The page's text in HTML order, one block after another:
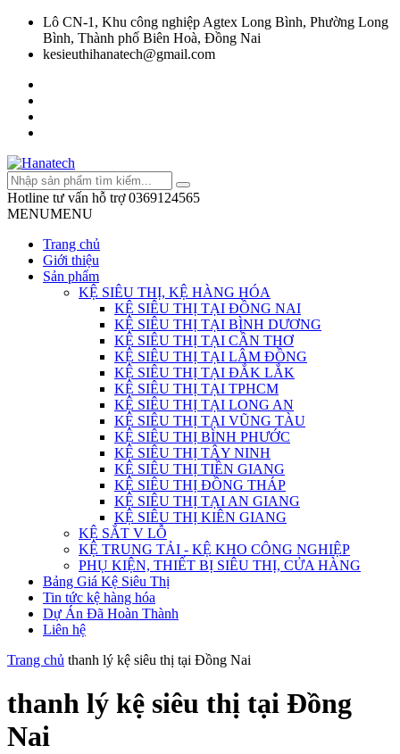
Lô CN-1, Khu công nghiệp Agtex Long Bình, Phường Long
Bình, Thành phố Biên Hoà, Đồng Nai
kesieuthihanatech@gmail.com
Hotline tư vấn hỗ trợ 0369124565
MENUMENU
Trang chủ
Giới thiệu
Sản phẩm
KỆ SIÊU THỊ, KỆ HÀNG HÓA
KỆ SIÊU THỊ TẠI ĐỒNG NAI
KỆ SIÊU THỊ TẠI BÌNH DƯƠNG
KỆ SIÊU THỊ TẠI CẦN THƠ
KỆ SIÊU THỊ TẠI LÂM ĐỒNG
KỆ SIÊU THỊ TẠI ĐẮK LẮK
KỆ SIÊU THỊ TẠI TPHCM
KỆ SIÊU THỊ TẠI LONG AN
KỆ SIÊU THỊ TẠI VŨNG TÀU
KỆ SIÊU THỊ BÌNH PHƯỚC
KỆ SIÊU THỊ TÂY NINH
KỆ SIÊU THỊ TIỀN GIANG
KỆ SIÊU THỊ ĐỒNG THÁP
KỆ SIÊU THỊ TẠI AN GIANG
KỆ SIÊU THỊ KIÊN GIANG
KỆ SẮT V LỖ
KỆ TRUNG TẢI - KỆ KHO CÔNG NGHIỆP
PHỤ KIỆN, THIẾT BỊ SIÊU THỊ, CỬA HÀNG
Bảng Giá Kệ Siêu Thị
Tin tức kệ hàng hóa
Dự Án Đã Hoàn Thành
Liên hệ
Trang chủ thanh lý kệ siêu thị tại Đồng Nai
thanh lý kệ siêu thị tại Đồng
Nai